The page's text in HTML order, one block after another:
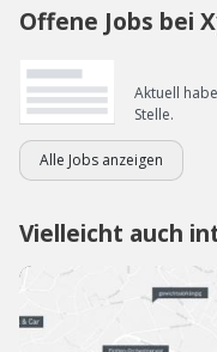
Offene Jobs bei
Aktuell
Stelle.
Alle Jobs anzeigen
Vielleicht auch